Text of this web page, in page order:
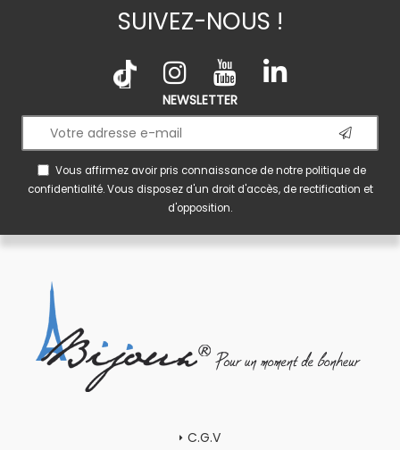
SUIVEZ-NOUS !
NEWSLETTER
Vous affirmez avoir pris connaissance de notrepolitique de
confidentialité. Vous disposez d'un droit d'accès, de rectification et
d'opposition.
C.G.V